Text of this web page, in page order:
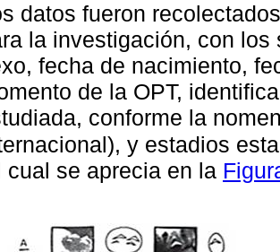
datos fueron
la investigación, con los
fecha de nacimiento,
de la OPT,
conforme la
y estadios
cual se aprecia en la